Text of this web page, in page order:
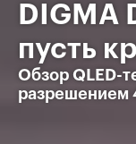
DIGMA
пусть
Обзор QLED-
разрешением